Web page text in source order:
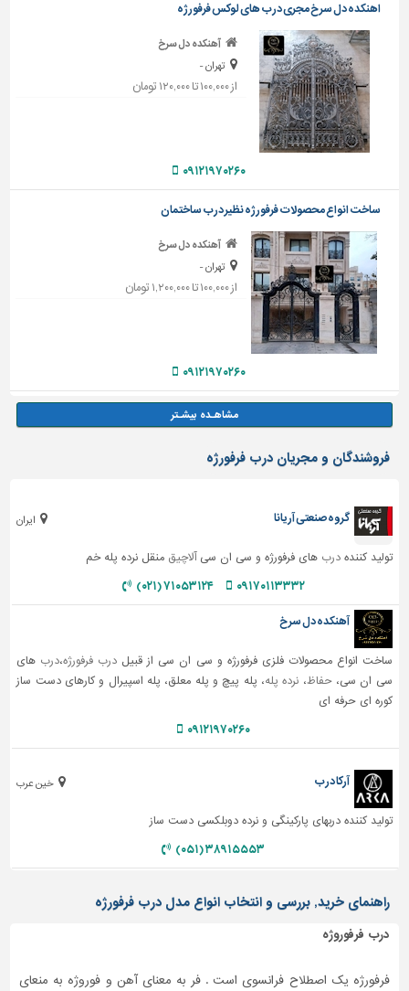
اهنکده دل سرخ مجری درب های لوکس فرفورژه
آهنکده دل سرخ
تهران -
از ۱۰۰,۰۰۰ تا ۱۲۰,۰۰۰ تومان
۰۹۱۲۱۹۷۰۲۶۰
ساخت انواع محصولات فرفورژه نظیر درب ساختمان
آهنکده دل سرخ
تهران -
از ۱۰۰,۰۰۰ تا ۱,۲۰۰,۰۰۰ تومان
۰۹۱۲۱۹۷۰۲۶۰
فروشندگان و مجریان درب فرفورژه
ایران گروه صنعتی آریانا
تولید کنندهدرب های فرفورژه و سی ان سیآلاچیق منقل نرده پله خم
۰۹۱۷۰۱۱۳۳۳۲ ۷۱۰۵۳۱۲۴ (۰۲۱)
آهنکده دل سرخ
ساخت انواع محصولات فلزی فرفورژه و سی ان سی از قبیل درب فرفورژه،درب های
سی ان سی،حفاظ، نرده پله، پله پیچ و پله معلق، پله اسپیرال و کارهای دست ساز
کوره ای حرفه ای
۰۹۱۲۱۹۷۰۲۶۰
خین عرب آرکا درب
تولید کننده دربهای پارکینگی و نرده دوبلکسی دست ساز
۳۸۹۱۵۵۵۳ (۰۵۱)
راهنمای خرید, بررسی و انتخاب انواع مدل درب فرفورژه
درب فرفوروژه
فرفورژه یک اصطلاح فرانسوی است . فر به معنای آهن و فوروژه به منعای